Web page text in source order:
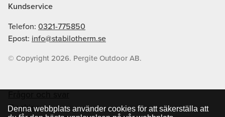
Denna webbplats använder cookies för att säkerställa att
Kundservice
Telefon: 0321-775850
Epost: info@stabilotherm.se
© Copyright 2026. Pergite Outdoor AB.
Cookies